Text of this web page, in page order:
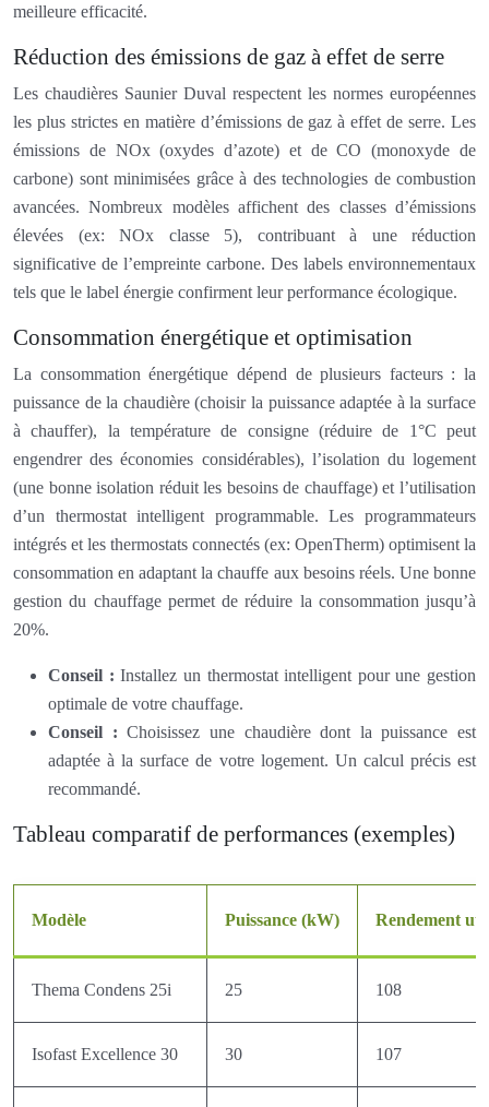
meilleure efficacité.
Réduction des émissions de gaz à effet de serre
Les chaudières Saunier Duval respectent les normes européennes
les plus strictes en matière d’émissions de gaz à effet de serre. Les
émissions de NOx (oxydes d’azote) et de CO (monoxyde de
carbone) sont minimisées grâce à des technologies de combustion
avancées. Nombreux modèles affichent des classes d’émissions
élevées (ex: NOx classe 5), contribuant à une réduction
significative de l’empreinte carbone. Des labels environnementaux
tels que le label énergie confirment leur performance écologique.
Consommation énergétique et optimisation
La consommation énergétique dépend de plusieurs facteurs : la
puissance de la chaudière (choisir la puissance adaptée à la surface
à chauffer), la température de consigne (réduire de 1°C peut
engendrer des économies considérables), l’isolation du logement
(une bonne isolation réduit les besoins de chauffage) et l’utilisation
d’un thermostat intelligent programmable. Les programmateurs
intégrés et les thermostats connectés (ex: OpenTherm) optimisent la
consommation en adaptant la chauffe aux besoins réels. Une bonne
gestion du chauffage permet de réduire la consommation jusqu’à
20%.
Conseil :Installez un thermostat intelligent pour une gestion
optimale de votre chauffage.
Conseil :Choisissez une chaudière dont la puissance est
adaptée à la surface de votre logement. Un calcul précis est
recommandé.
Tableau comparatif de performances (exemples)
Modèle Puissance (kW) Rendement
Thema Condens 25i 25 108
Isofast Excellence 30 30 107